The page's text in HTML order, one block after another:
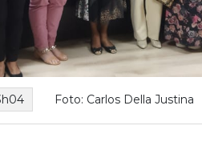
Foto: Carlos Della Justina